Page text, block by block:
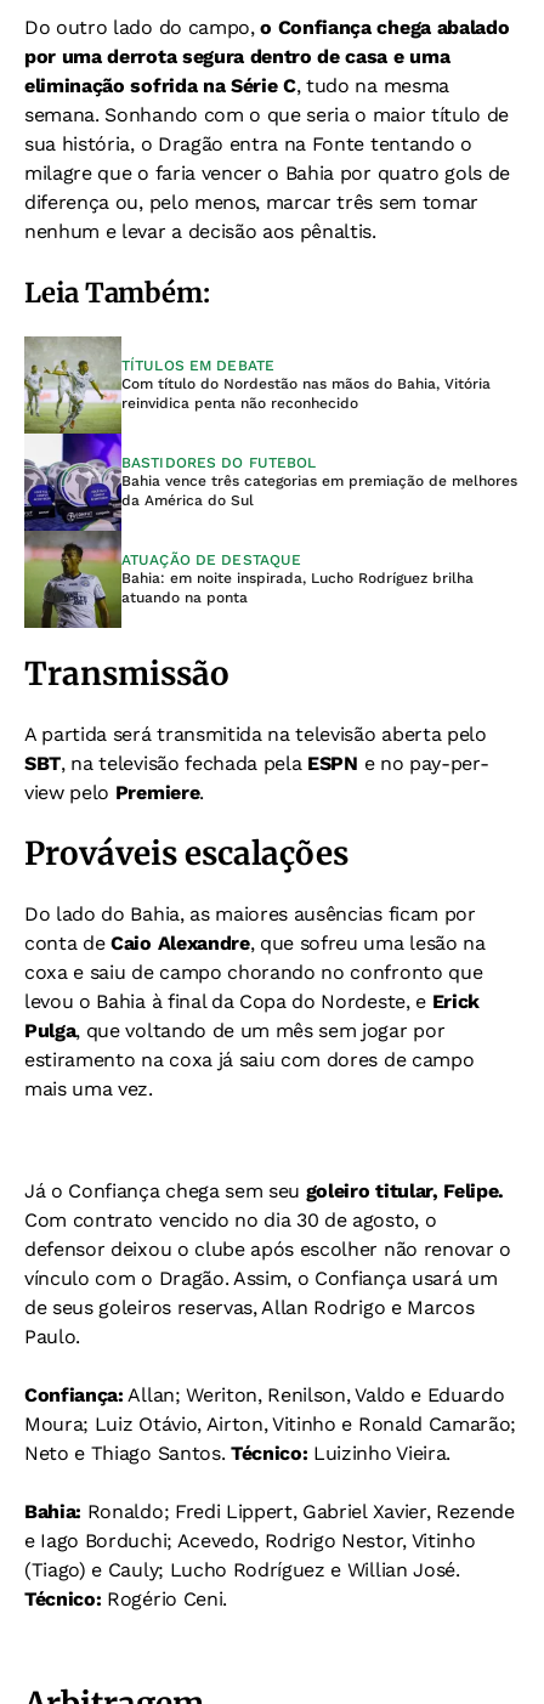
Do outro lado do campo,o Confiança chega abalado
por uma derrota segura dentro de casa e uma
eliminação sofrida na Série C, tudo na mesma
semana. Sonhando com o que seria o maior título de
sua história, o Dragão entra na Fonte tentando o
milagre que o faria vencer o Bahia por quatro gols de
diferença ou, pelo menos, marcar três sem tomar
nenhum e levar a decisão aos pênaltis.
Leia Também:
TÍTULOS EM DEBATE
Com título do Nordestão nas mãos do Bahia, Vitória
reinvidica penta não reconhecido
BASTIDORES DO FUTEBOL
Bahia vence três categorias em premiação de melhores
da América do Sul
ATUAÇÃO DE DESTAQUE
Bahia: em noite inspirada, Lucho Rodríguez brilha
atuando na ponta
Transmissão
A partida será transmitida na televisão aberta pelo
SBT, na televisão fechada pela ESPN e no pay-per-
view pelo Premiere.
Prováveis escalações
Do lado do Bahia, as maiores ausências ficam por
conta deCaio Alexandre, que sofreu uma lesão na
coxa e saiu de campo chorando no confronto que
levou o Bahia à final da Copa do Nordeste, e Erick
Pulga, que voltando de um mês sem jogar por
estiramento na coxa já saiu com dores de campo
mais uma vez.
Já o Confiança chega sem seu goleiro titular, Felipe.
Com contrato vencido no dia 30 de agosto, o
defensor deixou o clube após escolher não renovar o
vínculo com o Dragão. Assim, o Confiança usará um
de seus goleiros reservas, Allan Rodrigo e Marcos
Paulo.
Confiança: Allan; Weriton, Renilson, Valdo e Eduardo
Moura; Luiz Otávio, Airton, Vitinho e Ronald Camarão;
Neto e Thiago Santos. Técnico: Luizinho Vieira.
Bahia: Ronaldo; Fredi Lippert, Gabriel Xavier, Rezende
e Iago Borduchi; Acevedo, Rodrigo Nestor, Vitinho
(Tiago) e Cauly; Lucho Rodríguez e Willian José.
Técnico: Rogério Ceni.